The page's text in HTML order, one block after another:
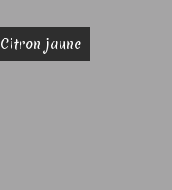
Citron jaune